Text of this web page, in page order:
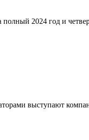
2024 год и
выступают